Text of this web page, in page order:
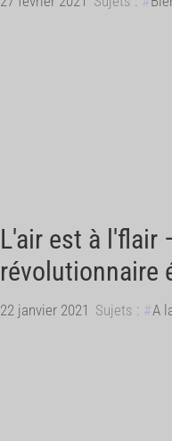
L'air est à l'flair
révolutionnaire
22 janvier 2021 Sujets : A